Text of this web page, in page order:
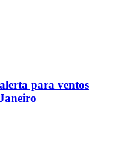
para ventos